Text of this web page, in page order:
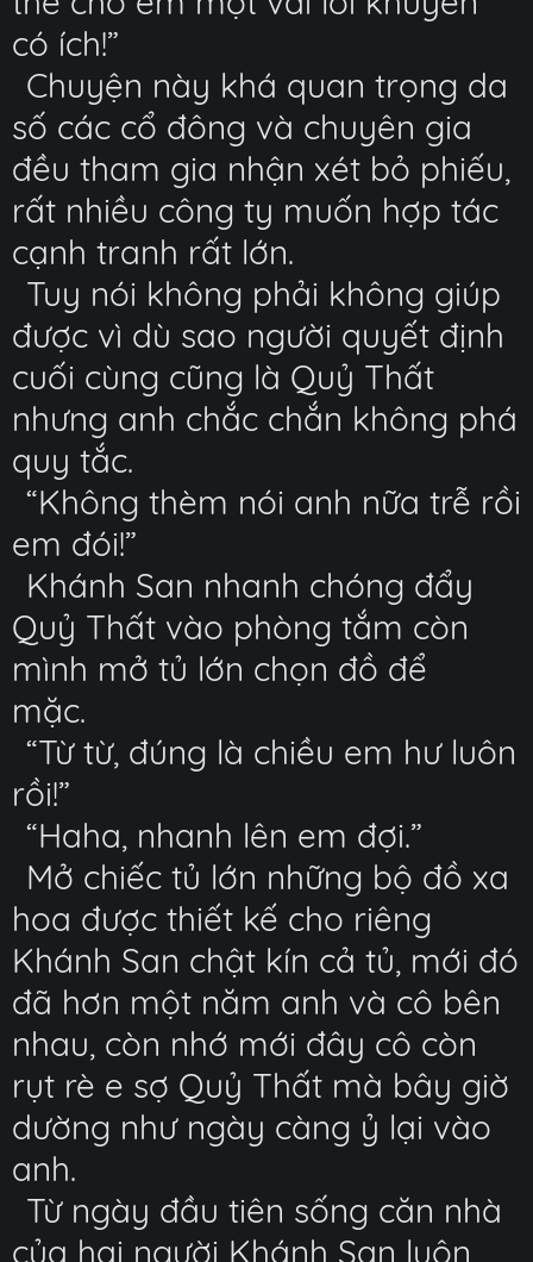
có ích!”
Chuyện này khá quan trọng da
số các cổ đông và chuyên gia
đều tham gia nhận xét bỏ phiếu,
rất nhiều công ty muốn hợp tác
cạnh tranh rất lớn.
Tuy nói không phải không giúp
được vì dù sao người quyết định
cuối cùng cũng là Quỷ Thất
nhưng anh chắc chắn không phá
quy tắc.
“Không thèm nói anh nữa trễ rồi
em đói!”
Khánh San nhanh chóng đẩy
Quỷ Thất vào phòng tắm còn
mình mở tủ lớn chọn đồ để
mặc.
“Từ từ, đúng là chiều em hư luôn
rồi!”
“Haha, nhanh lên em đợi.”
Mở chiếc tủ lớn những bộ đồ xa
hoa được thiết kế cho riêng
Khánh San chật kín cả tủ, mới đó
đã hơn một năm anh và cô bên
nhau, còn nhớ mới đây cô còn
rụt rè e sợ Quỷ Thất mà bây giờ
dường như ngày càng ỷ lại vào
anh.
Từ ngày đầu tiên sống căn nhà
của hai người Khánh San luôn